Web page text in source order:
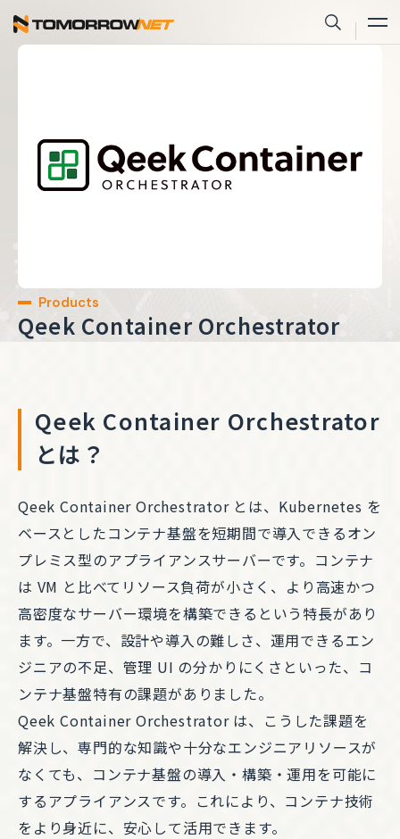
株式会社トゥモロー・ネット
サイト内
Products
Qeek Container Orchestrator
Qeek Container Orchestrator
とは？
Qeek Container Orchestrator とは、Kubernetes を
ベースとしたコンテナ基盤を短期間で導入できるオン
プレミス型のアプライアンスサーバーです。コンテナ
は VM と比べてリソース負荷が小さく、より高速かつ
高密度なサーバー環境を構築できるという特長があり
ます。一方で、設計や導入の難しさ、運用できるエン
ジニアの不足、管理 UI の分かりにくさといった、コ
ンテナ基盤特有の課題がありました。
Qeek Container Orchestrator は、こうした課題を
解決し、専門的な知識や十分なエンジニアリソースが
なくても、コンテナ基盤の導入・構築・運用を可能に
するアプライアンスです。これにより、コンテナ技術
をより身近に、安心して活用できます。